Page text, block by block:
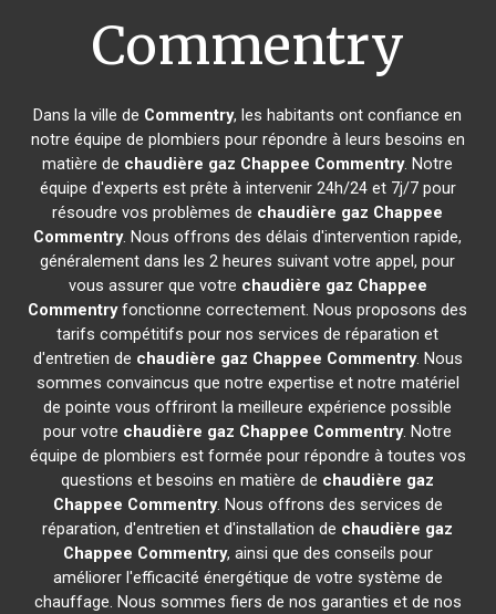
Commentry
Dans la ville de Commentry, les habitants ont confiance en
notre équipe de plombiers pour répondre à leurs besoins en
matière de chaudière gaz Chappee Commentry. Notre
équipe d'experts est prête à intervenir 24h/24 et 7j/7 pour
résoudre vos problèmes de chaudière gaz Chappee
Commentry. Nous offrons des délais d'intervention rapide,
généralement dans les 2 heures suivant votre appel, pour
vous assurer que votre chaudière gaz Chappee
Commentryfonctionne correctement. Nous proposons des
tarifs compétitifs pour nos services de réparation et
d'entretien de chaudière gaz Chappee Commentry. Nous
sommes convaincus que notre expertise et notre matériel
de pointe vous offriront la meilleure expérience possible
pour votre chaudière gaz Chappee Commentry. Notre
équipe de plombiers est formée pour répondre à toutes vos
questions et besoins en matière de chaudière gaz
Chappee Commentry. Nous offrons des services de
réparation, d'entretien et d'installation de chaudière gaz
Chappee Commentry, ainsi que des conseils pour
améliorer l'efficacité énergétique de votre système de
chauffage. Nous sommes fiers de nos garanties et de nos